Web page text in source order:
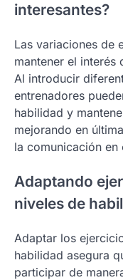
interesantes?
Las variaciones de
mantener el interés
Al introducir
entrenadores
habilidad y
mejorando en
la comunicación en
Adaptando
niveles de
Adaptar los
habilidad asegura
participar de